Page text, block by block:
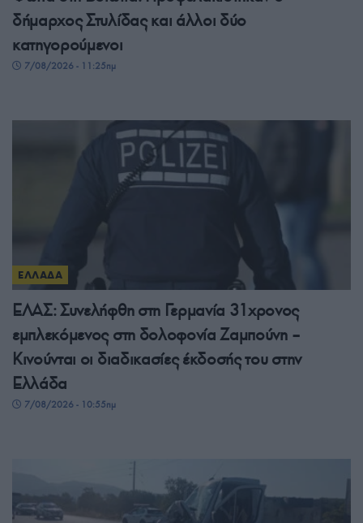
δήμαρχος Στυλίδας και άλλοι δύο
κατηγορούμενοι
7/08/2026 - 11:25πμ
ΕΛΛΑΔΑ
ΕΛΑΣ: Συνελήφθη στη Γερμανία 31χρονος
εμπλεκόμενος στη δολοφονία Ζαμπούνη –
Κινούνται οι διαδικασίες έκδοσής του στην
Ελλάδα
7/08/2026 - 10:55πμ